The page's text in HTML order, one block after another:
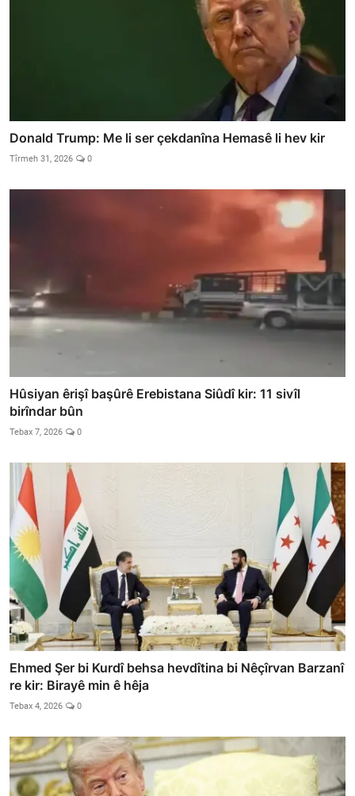
Donald Trump: Me li ser çekdanîna Hemasê li hev kir
Tîrmeh 31, 2026 0
Hûsiyan êrişî başûrê Erebistana Siûdî kir: 11 sivîl
birîndar bûn
Tebax 7, 2026 0
Ehmed Şer bi Kurdî behsa hevdîtina bi Nêçîrvan Barzanî
re kir: Birayê min ê hêja
Tebax 4, 2026 0